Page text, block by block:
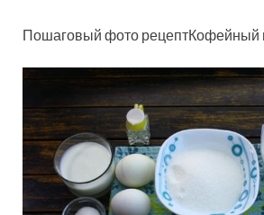
Пошаговый фото рецептКофейный